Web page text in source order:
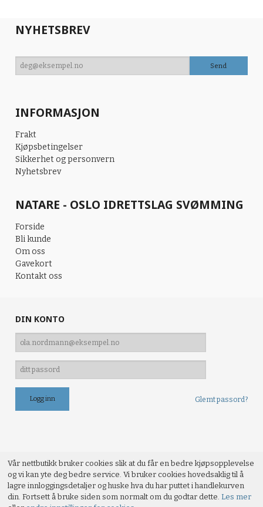
NYHETSBREV
INFORMASJON
Frakt
Kjøpsbetingelser
Sikkerhet og personvern
Nyhetsbrev
NATARE - OSLO IDRETTSLAG SVØMMING
Forside
Bli kunde
Om oss
Gavekort
Kontakt oss
DIN KONTO
Glemt passord?
Vår nettbutikk bruker cookies slik at du får en bedre kjøpsopplevelse
og vi kan yte deg bedre service. Vi bruker cookies hovedsaklig til å
lagre innloggingsdetaljer og huske hva du har puttet i handlekurven
din. Fortsett å bruke siden som normalt om du godtar dette.Les mer